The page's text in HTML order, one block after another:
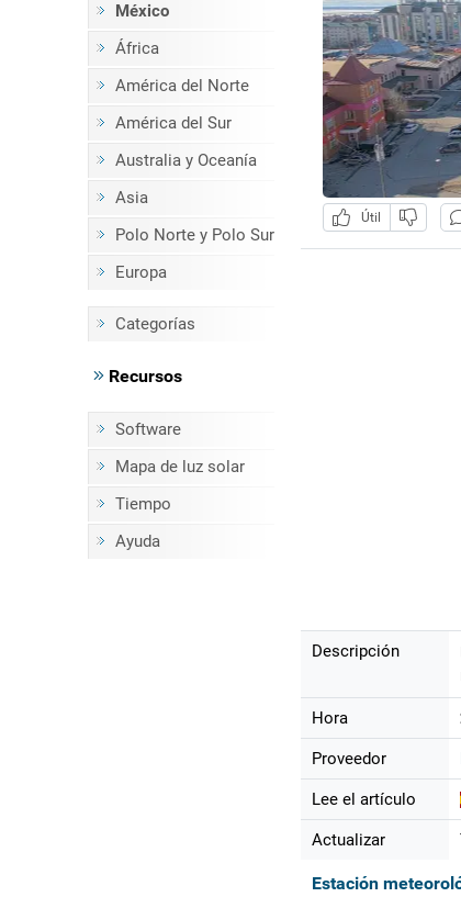
México
África
América del Norte
América del Sur
Australia y Oceanía
Asia
Polo Norte y Polo Sur
Europa
Categorías
Recursos
Software
Mapa de luz solar
Tiempo
Ayuda
Útil
Descripción
Hora
Proveedor
Lee el artículo
Actualizar
Estación